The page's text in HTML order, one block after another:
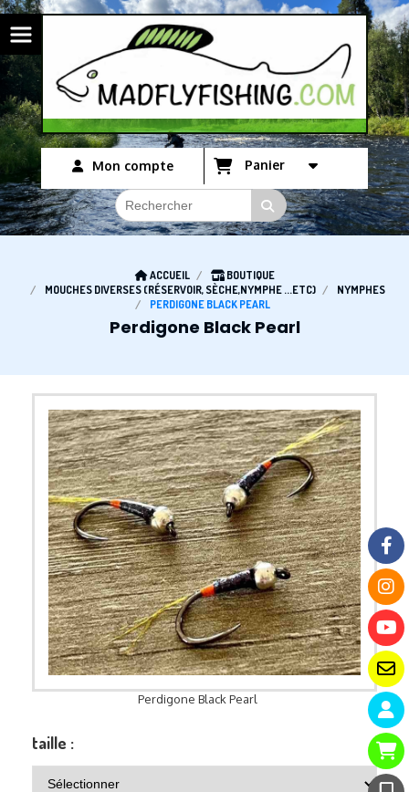
Mon compte Panier
ACCUEIL
BOUTIQUE
MOUCHES DIVERSES (RÉSERVOIR, SÈCHE,NYMPHE ...ETC)
NYMPHES
PERDIGONE BLACK PEARL
Perdigone Black Pearl
Perdigone Black Pearl
taille :
Panneau de gestion des cookies